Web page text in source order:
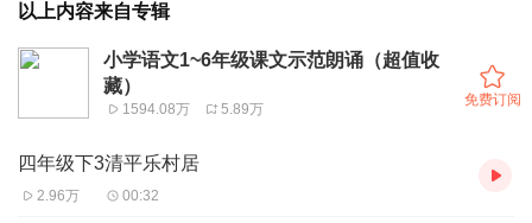
以上内容来自专辑
小学语文1~6年级课文示范朗诵（超值收
藏）
1594.08万 5.89万
免费订阅
四年级下3清平乐村居
2.96万 00:32